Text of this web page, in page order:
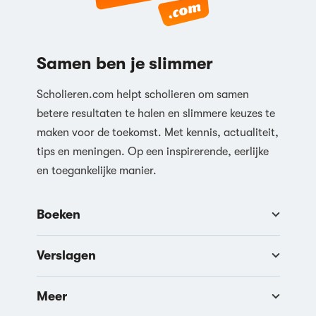
Samen ben je slimmer
Scholieren.com helpt scholieren om samen
betere resultaten te halen en slimmere keuzes te
maken voor de toekomst. Met kennis, actualiteit,
tips en meningen. Op een inspirerende, eerlijke
en toegankelijke manier.
Boeken
Verslagen
Meer